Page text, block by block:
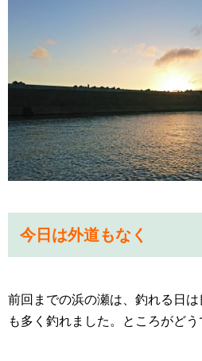
今日は外道もなく
前回までの浜の瀬は、釣れる日
も多く釣れました。ところがどう